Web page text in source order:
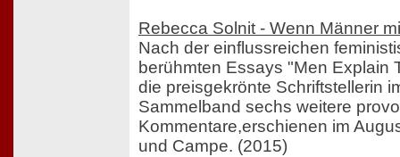
Rebecca Solnit - Wenn Männer
Nach der einflussreichen
berühmten Essays "Men Explain
die preisgekrönte Schriftstellerin
Sammelband sechs weitere
Kommentare,erschienen im
und Campe. (2015)